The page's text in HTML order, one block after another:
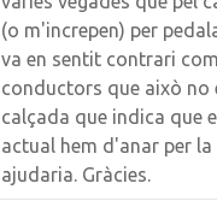
(o m'increpen) per
va en sentit contrari
conductors que això no
calçada que indica que
actual hem d'anar per
ajudaria. Gràcies.